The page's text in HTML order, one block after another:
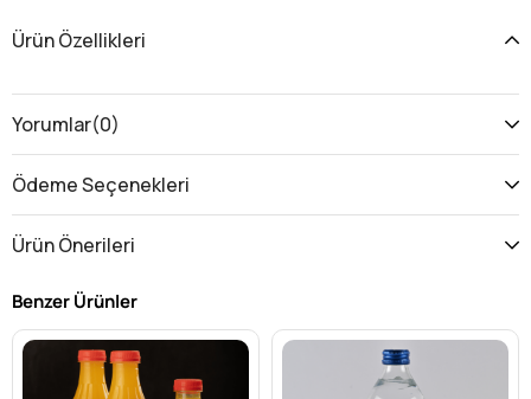
Ürün Özellikleri
Yorumlar(0)
Ödeme Seçenekleri
Ürün Önerileri
Benzer Ürünler